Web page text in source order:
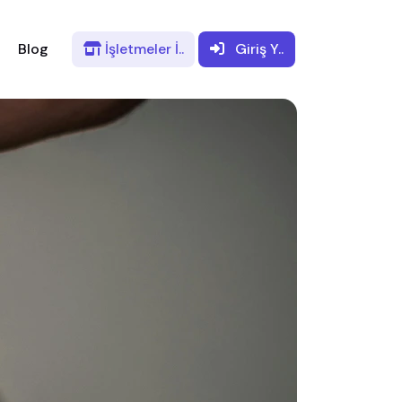
Blog İşletmeler İ.. GirişY..